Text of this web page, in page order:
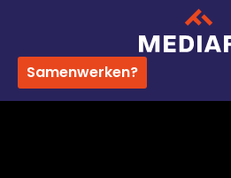
Samenwerken?